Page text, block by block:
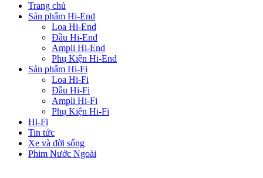
Trang chủ
Sản phẩm Hi-End
Loa Hi-End
Đầu Hi-End
Ampli Hi-End
Phụ Kiện Hi-End
Sản phẩm Hi-Fi
Loa Hi-Fi
Đầu Hi-Fi
Ampli Hi-Fi
Phụ Kiện Hi-Fi
Hi-Fi
Tin tức
Xe và đời sống
Phim Nước Ngoài